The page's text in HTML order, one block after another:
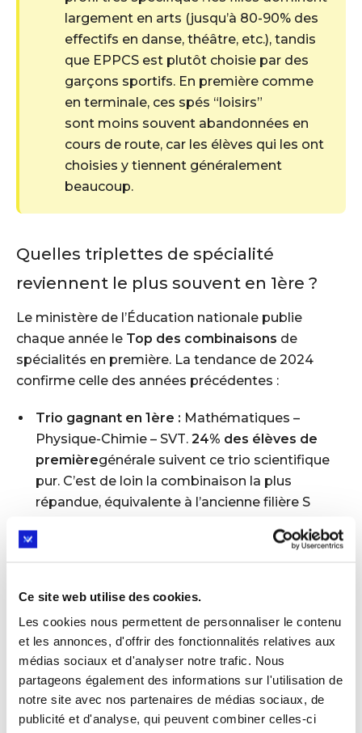
Ce site web utilise des cookies.
Les cookies nous permettent de personnaliser le contenu
et les annonces, d'offrir des fonctionnalités relatives aux
médias sociaux et d'analyser notre trafic. Nous
partageons également des informations sur l'utilisation de
notre site avec nos partenaires de médias sociaux, de
publicité et d'analyse, qui peuvent combiner celles-ci
largement en arts (jusqu’à 80-90% des
effectifs en danse, théâtre, etc.), tandis
que EPPCS est plutôt choisie par des
garçons sportifs. En première comme
en terminale, ces spés “loisirs”
sont moins souvent abandonnées en
cours de route, car les élèves qui les ont
choisies y tiennent généralement
beaucoup.
Quelles triplettes de spécialité
reviennent le plus souvent en 1ère ?
Le ministère de l’Éducation nationale publie
chaque année le Top des combinaisons de
spécialités en première. La tendance de 2024
confirme celle des années précédentes :
Trio gagnant en 1ère : Mathématiques –
Physique-Chimie – SVT. 24% des élèves de
premièregénérale suivent ce trio scientifique
pur. C’est de loin la combinaison la plus
répandue, équivalente à l’ancienne filière S
près d’1 élève sur 4 reprend spontanément la
le cursus scientifique, contrairement aux idées
reçues, et cette proportion est en hausse.
🥈En deuxième position : HGGSP – LLCER –
SES, avec8% des élèves de première. Cette
combinaison rassemble trois disciplines